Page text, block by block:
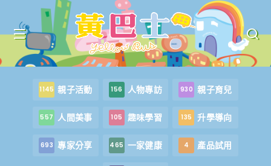
1145 親子活動 156 人物專訪 930 親子育兒
557 人間美事 105 趣味學習 135 升學導向
693 專家分享 465 一家健康 4 產品試用